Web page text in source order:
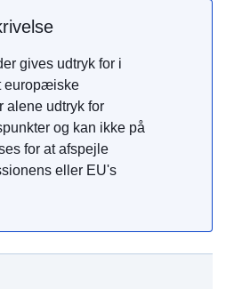
gives udtryk for i
europæiske
alene udtryk for
og kan ikke på
for at afspejle
eller EU's